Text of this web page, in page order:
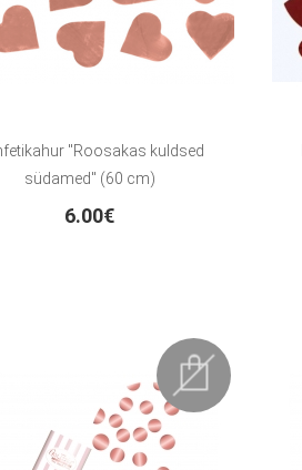
"Roosakas kuldsed
südamed" (60 cm)
6.00€